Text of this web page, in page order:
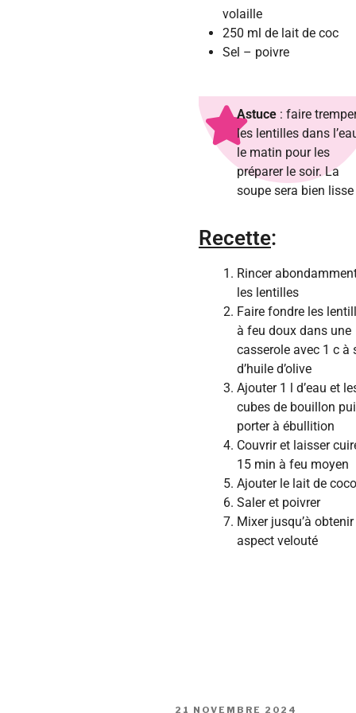
volaille
250 ml de lait de coc
Sel – poivre
Astuce : faire
les lentilles dans
le matin pour les
préparer le soir. La
soupe sera bien lisse
Recette:
Rincer
les lentilles
Faire fondre les
à feu doux dans une
casserole avec 1 c à
d’huile d’olive
Ajouter 1 l d’eau et
cubes de bouillon
porter à ébullition
Couvrir et laisser
15 min à feu moyen
Ajouter le lait de coco
Saler et poivrer
Mixer jusqu’à
aspect velouté
21 NOVEMBRE 2024